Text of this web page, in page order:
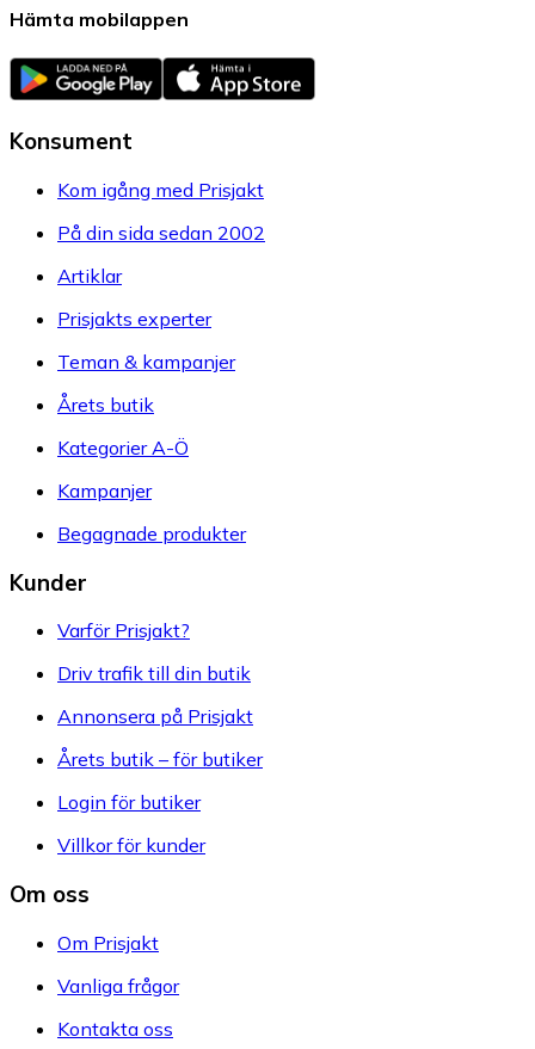
Hämta mobilappen
Konsument
Kom igång med Prisjakt
På din sida sedan 2002
Artiklar
Prisjakts experter
Teman & kampanjer
Årets butik
Kategorier A-Ö
Kampanjer
Begagnade produkter
Kunder
Varför Prisjakt?
Driv trafik till din butik
Annonsera på Prisjakt
Årets butik – för butiker
Login för butiker
Villkor för kunder
Om oss
Om Prisjakt
Vanliga frågor
Kontakta oss